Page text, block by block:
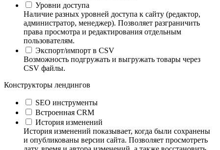
Уровни доступа
Наличие разных уровней доступа к сайту (редактор,
администратор, менеджер). Позволяет разграничить
права просмотра и редактирования отдельным
пользователям.
Экспорт/импорт в CSV
Возможность подгружать и выгружать товары через
CSV файлы.
Конструкторы лендингов
SEO инструменты
Встроенная CRM
История изменений
История изменений показывает, когда были сохранены
и опубликованы версии сайта. Позволяет просмотреть